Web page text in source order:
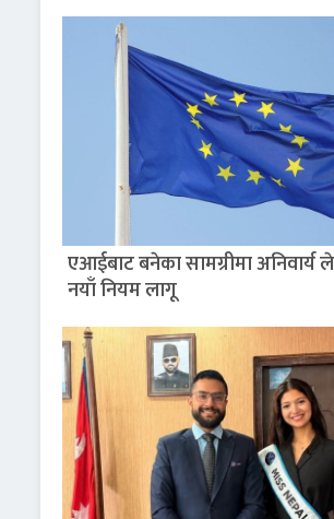
एआईबाट बनेका सामग्रीमा
नयाँ नियम लागू